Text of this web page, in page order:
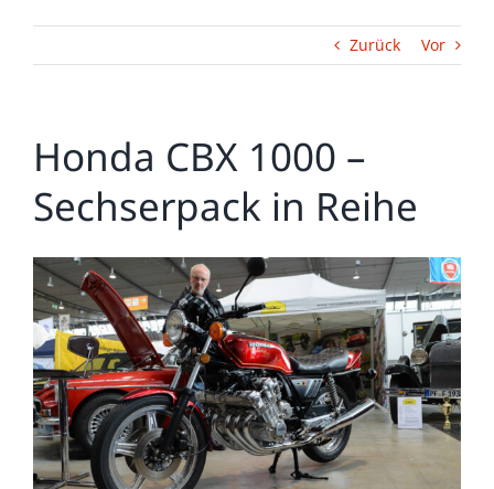
Zurück Vor
Honda CBX 1000 –
Sechserpack in Reihe
Zeige
grösseres
Bild